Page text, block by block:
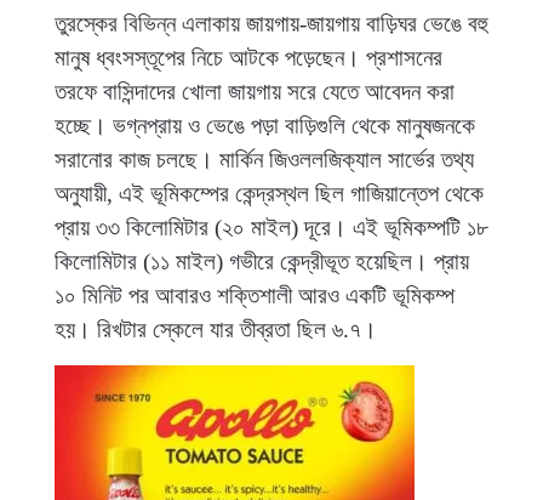
তুরস্কের বিভিন্ন এলাকায় জায়গায়-জায়গায় বাড়িঘর ভেঙে বহু
মানুষ ধ্বংসস্তূপের নিচে আটকে পড়েছেন। প্রশাসনের
তরফে বাসিন্দাদের খোলা জায়গায় সরে যেতে আবেদন করা
হচ্ছে। ভগ্নপ্রায় ও ভেঙে পড়া বাড়িগুলি থেকে মানুষজনকে
সরানোর কাজ চলছে। মার্কিন জিওললজিক্যাল সার্ভের তথ্য
অনুযায়ী, এই ভূমিকম্পের কেন্দ্রস্থল ছিল গাজিয়ান্তেপ থেকে
প্রায় ৩৩ কিলোমিটার (২০ মাইল) দূরে। এই ভূমিকম্পটি ১৮
কিলোমিটার (১১ মাইল) গভীরে কেন্দ্রীভূত হয়েছিল। প্রায়
১০ মিনিট পর আবারও শক্তিশালী আরও একটি ভূমিকম্প
হয়। রিখটার স্কেলে যার তীব্রতা ছিল ৬.৭।